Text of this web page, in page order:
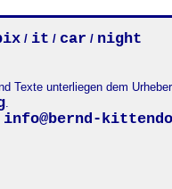
/ it / car / night
Texte unterliegen dem
.
info@bernd-